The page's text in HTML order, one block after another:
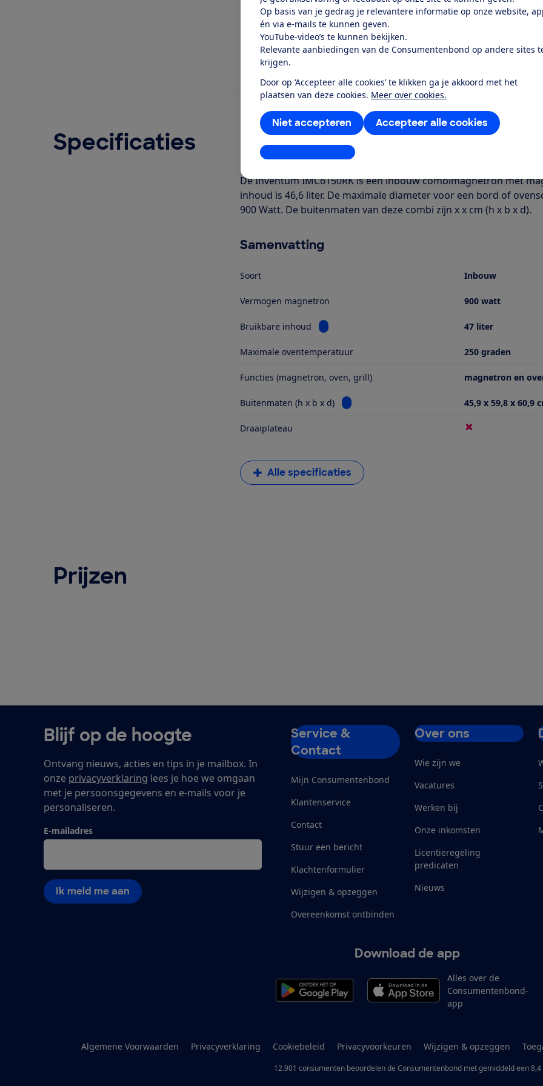
Op basis van je gedrag je relevantere informatie op onze website,
én via e-mails te kunnen geven.
YouTube-video’s te kunnen bekijken.
Relevante aanbiedingen van de Consumentenbond op andere sites
krijgen.
Door op ‘Accepteer alle cookies’ te klikken ga je akkoord met het
plaatsen van deze cookies. Meer over cookies.
Accepteer alle cookies
Niet accepteren
Instellingen aanpassen
Word lid
Al lid? Log in
Specificaties Over dit product
Geschreven door de Consumentenbond
De Inventum IMC6150RK is een inbouw combimagnetron met
inhoud is 46,6 liter. De maximale diameter voor een bord of
900 Watt. De buitenmaten van deze combi zijn x x cm (h x b x d).
Samenvatting
Soort Inbouw
Vermogen magnetron 900 watt
Bruikbare inhoud Bekijk informatie voor Bruikbare inhoud
47 liter
Maximale oventemperatuur 250 graden
Functies (magnetron, oven, grill) magnetron en
Buitenmaten (h x b x d) Bekijk informatie voor Buitenmaten (h x b x d)
45,9 x 59,8 x 60,9
Draaiplateau
Alle specificaties
Prijzen
Blijf op de hoogte
Ontvang nieuws, acties en tips in je mailbox. In
onze privacyverklaring lees je hoe we omgaan
met je persoonsgegevens en e-mails voor je
personaliseren.
E-mailadres
Ik meld me aan
Service &
Contact
Mijn Consumentenbond
Klantenservice
Contact
Stuur een bericht
Klachtenformulier
Wijzigen & opzeggen
Overeenkomst ontbinden
Over ons
Wie zijn we
Vacatures
Werken bij
Onze inkomsten
Licentieregeling
predicaten
Nieuws
Download de app
Alles over de
Consumentenbond-
app
Algemene Voorwaarden Privacyverklaring Cookiebeleid Privacyvoorkeuren Wijzigen & opzeggen
12.901 consumenten beoordelen de Consumentenbondmet gemiddeld een 8,4